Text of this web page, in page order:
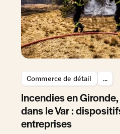
Commerce de détail ...
Incendies en
dans le Var :
entreprises